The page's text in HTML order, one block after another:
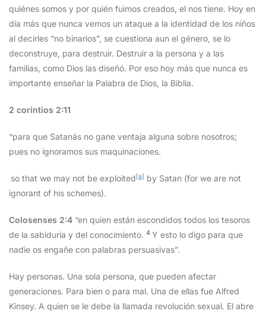
quiénes somos y por quién fuimos creados, el nos tiene. Hoy en
día más que nunca vemos un ataque a la identidad de los niños
al decirles “no binarios”, se cuestiona aun el género, se lo
deconstruye, para destruir. Destruir a la persona y a las
familias, como Dios las diseñó. Por eso hoy más que nunca es
importante enseñar la Palabra de Dios, la Biblia.
2 corintios 2:11
“para que Satanás no gane ventaja alguna sobre nosotros;
pues no ignoramos sus maquinaciones.
so that we may not be exploited [a] by Satan (for we are not
ignorant of his schemes).
Colosenses 2:4 “en quien están escondidos todos los tesoros
de la sabiduría y del conocimiento. 4 Y esto lo digo para que
nadie os engañe con palabras persuasivas”.
Hay personas. Una sola persona, que pueden afectar
generaciones. Para bien o para mal. Una de ellas fue Alfred
Kinsey. A quien se le debe la llamada revolución sexual. El abre